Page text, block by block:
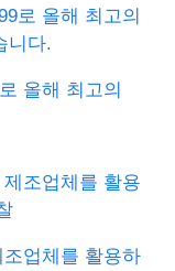
올해 최고의
업체를 활용하